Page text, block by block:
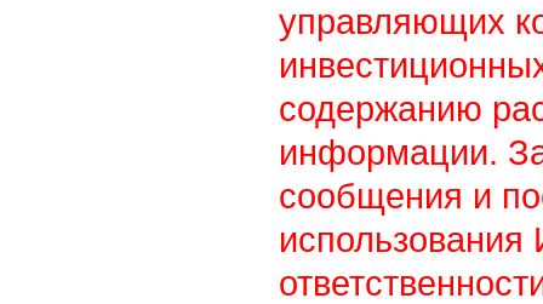
управляющих
содержанию
информации.
сообщения и